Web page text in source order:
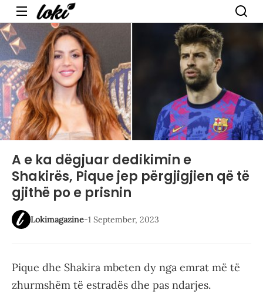
Menu
A e ka dëgjuar dedikimin e
Shakirës, Pique jep përgjigjien që të
gjithë po e prisnin
Lokimagazine-1 September, 2023
Pique dhe Shakira mbeten dy nga emrat më të
zhurmshëm të estradës dhe pas ndarjes.